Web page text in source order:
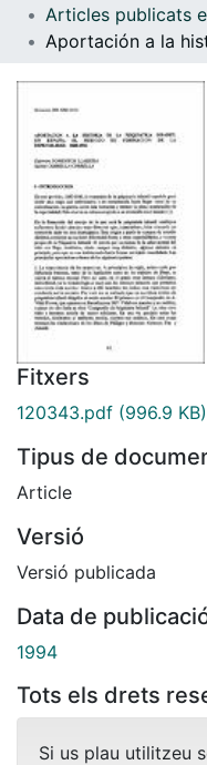
Fitxers
120343.pdf (996.9 KB)
Tipus de
Article
Versió
Versió publicada
Data de
1994
Tots els drets
Si us plau utilitzeu